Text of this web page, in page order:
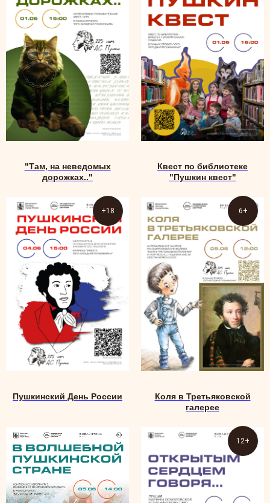
"Там, на неведомых
дорожках.."
Квест по библиотеке
"Пушкин квест"
+18
Пушкинский День России
6+
Коля в Третьяковской
галерее
12+